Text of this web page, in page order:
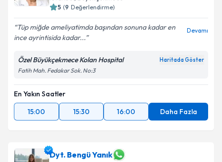
5 (9 Değerlendirme)
Tüp miğde ameliyatimda başından sonuna kadar en
ince ayrintisida kadar...
Devamı
Özel Büyükçekmece Kolan Hospital Haritada Göster
Fatih Mah. Fedakar Sok. No:3
En Yakın Saatler
15:00
15:30 16:00 Daha Fazla
Dyt. Bengü Yanık